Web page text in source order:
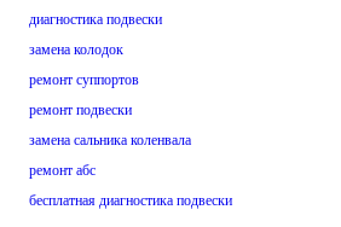
диагностика подвески
замена колодок
ремонт суппортов
ремонт подвески
замена сальника коленвала
ремонт абс
бесплатная диагностика подвески